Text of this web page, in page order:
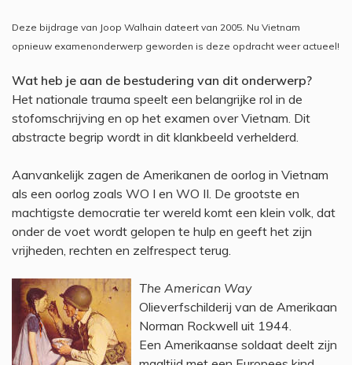
Deze bijdrage van Joop Walhain dateert van 2005. Nu Vietnam
opnieuw examenonderwerp geworden is deze opdracht weer actueel!
Wat heb je aan de bestudering van dit onderwerp?
Het nationale trauma speelt een belangrijke rol in de
stofomschrijving en op het examen over Vietnam. Dit
abstracte begrip wordt in dit klankbeeld verhelderd.
Aanvankelijk zagen de Amerikanen de oorlog in Vietnam
als een oorlog zoals WO I en WO II. De grootste en
machtigste democratie ter wereld komt een klein volk, dat
onder de voet wordt gelopen te hulp en geeft het zijn
vrijheden, rechten en zelfrespect terug.
The American Way
Olieverfschilderij van de Amerikaan
Norman Rockwell uit 1944.
Een Amerikaanse soldaat deelt zijn